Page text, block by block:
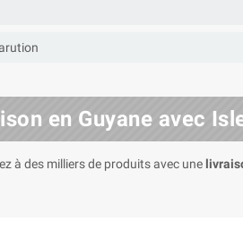
en Guyane avec
à des milliers de produits avec une